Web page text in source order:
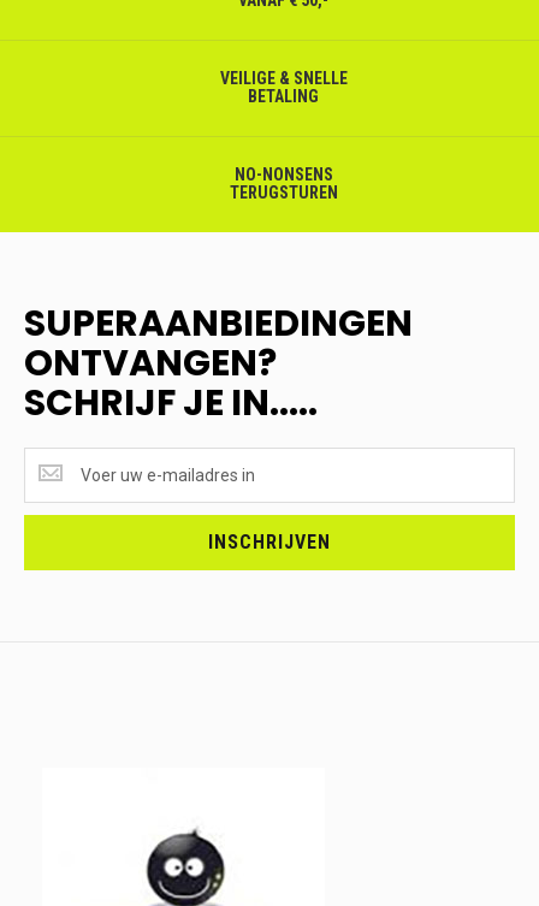
VEILIGE & SNELLE
BETALING
NO-NONSENS
TERUGSTUREN
SUPERAANBIEDINGEN
ONTVANGEN?
SCHRIJF JE IN.....
ONTVANGEN?
<br>SCHRIJF
INSCHRIJVEN